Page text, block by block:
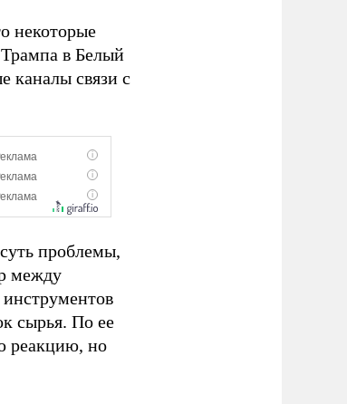
некоторые
в Белый
каналы связи с
проблемы,
между
сырья. По ее
реакцию, но